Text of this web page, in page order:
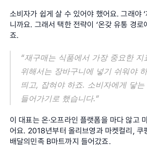
소비자가 쉽게 살 수 있어야 했어요. 그래야
니까요. 그래서 택한 전략이 ‘온갖 유통 경로
죠.
“재구매는 식품에서 가장 중요한 지
위해서는 장바구니에 넣기 쉬워야
띄고, 잡혀야 하죠. 소비자에게 닿
들어가기로 했습니다.”
이 대표는 온·오프라인 플랫폼을 마다 않고
어요. 2018년부터 올리브영과 마켓컬리, 쿠
배달의민족 B마트까지 들어갔죠.